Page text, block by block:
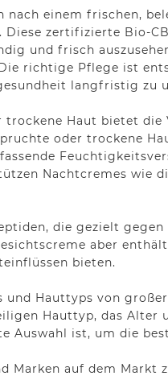
einem frischen,
Diese zertifizierte Bio-
und frisch
richtige Pflege ist
langfristig zu
Haut bietet die
oder trockene
Nachtcremes wie
die gezielt gegen
aber
bieten.
Hauttyps von
Hauttyp, das Alter
ist, um die
Marken auf dem Markt